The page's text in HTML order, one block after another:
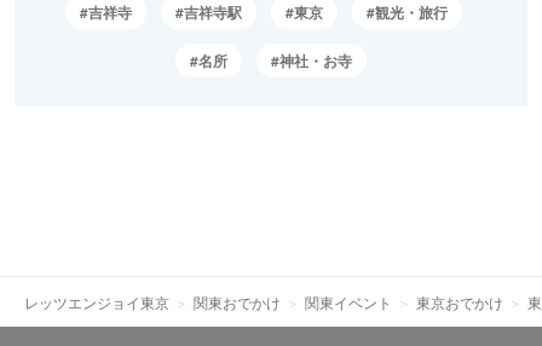
吉祥寺 吉祥寺駅 東京 観光・旅行
名所 神社・お寺
レッツエンジョイ東京 関東おでかけ 関東イベント 東京おでかけ